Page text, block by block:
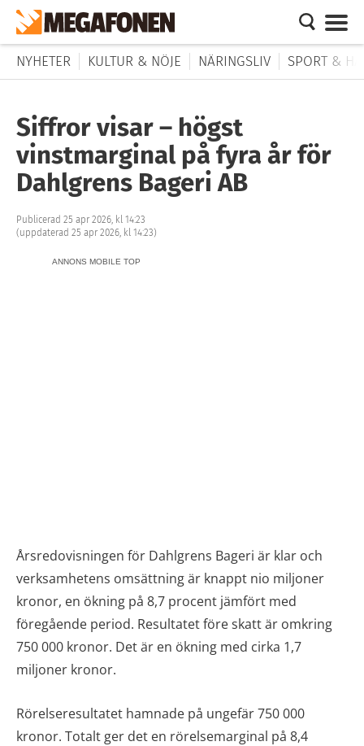
NYHETER KULTUR & NÖJE NÄRINGSLIV SPORT &
Siffror visar – högst
vinstmarginal på fyra år för
Dahlgrens Bageri AB
Publicerad 25 apr 2026, kl 14:23
(uppdaterad 25 apr 2026, kl 14:23)
ANNONS MOBILE TOP
Årsredovisningen för Dahlgrens Bageri är klar och
verksamhetens omsättning är knappt nio miljoner
kronor, en ökning på 8,7 procent jämfört med
föregående period. Resultatet före skatt är omkring
750 000 kronor. Det är en ökning med cirka 1,7
miljoner kronor.
Rörelseresultatet hamnade på ungefär 750 000
kronor. Totalt ger det en rörelsemarginal på 8,4